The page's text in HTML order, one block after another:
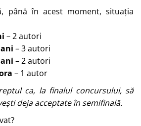
până în acest moment, situația
– 2 autori
– 3 autori
– 2 autori
– 1 autor
ca, la finalul concursului, să
deja acceptate în semifinală.